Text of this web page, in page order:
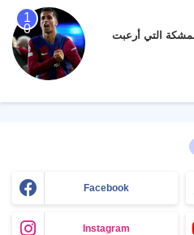
التي أرعبت
Facebook
Instagram